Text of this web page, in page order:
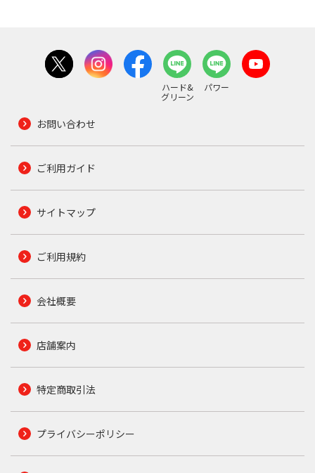
ハード&
グリーン
パワー
お問い合わせ
ご利用ガイド
サイトマップ
ご利用規約
会社概要
店舗案内
特定商取引法
プライバシーポリシー